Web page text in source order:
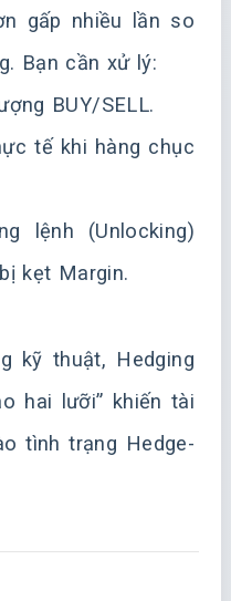
gấp nhiều lần so
Bạn cần xử lý:
BUY/SELL.
tế khi hàng chục
lệnh (Unlocking)
kẹt Margin.
kỹ thuật, Hedging
hai lưỡi” khiến tài
tình trạng Hedge-